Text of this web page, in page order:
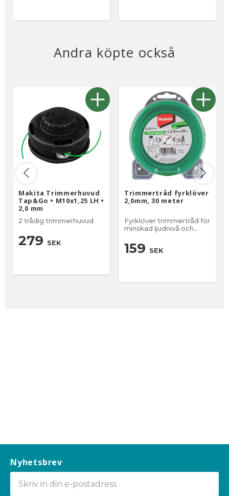
Andra köpte också
Makita Trimmerhuvud
Tap&Go • M10x1,25 LH •
2,0 mm
2 trådig trimmerhuvud
279 SEK
Trimmertråd fyrklöver
2,0mm, 30 meter
Fyrklöver trimmertråd för
minskad ljudnivå och
159 SEK
Nyhetsbrev